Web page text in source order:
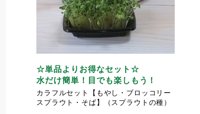
☆単品よりお得なセット☆
水だけ簡単！目でも楽しもう！
カラフルセット【もやし・ブロッコリー
スプラウト・そば】（スプラウトの種）